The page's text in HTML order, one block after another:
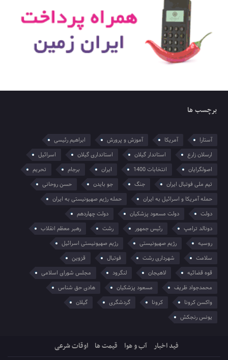
برچسب ها
آستارا آمریکا آموزش و پرورش
ابراهیم رئیسی
ارسلان زارع
استاندار گیلان استانداری گیلان
اسرائیل
اصولگرایان
انتخابات 1400 ایران برجام
تحریم
تیم ملی فوتبال ایران
جنگ جو بایدن
حسن روحانی
حمله آمریکا و اسرائیل به ایران
حمله رژیم صهیونیستی به ایران
دولت
دولت مسعود پزشکیان
دولت چهاردهم
دونالد ترامپ
رئیس جمهور رشت
رهبر معظم انقلاب
روسیه
رژیم صهیونیستی
رژیم صهیونیستی اسرائیل
سلامت
شهرداری رشت فوتبال
قزوین
قوه قضائیه
لاهیجان لنگرود
مجلس شورای اسلامی
محمدجواد ظریف
مسعود پزشکیان
هادی حق شناس
واکسن کرونا
کرونا گردشگری
گیلان
یونس رنجکش
فید اخبار آب و هوا قیمت ها اوقات شرعی